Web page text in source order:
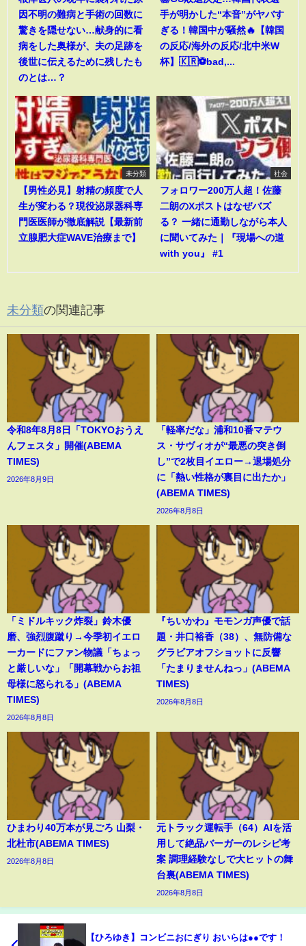
因不明の難病と手術の回数に
驚きを隠せない…献身的に看
病をした奥様が、夫の足跡を
後世に伝えるために残したも
のとは…？
手が明かした“本音”がヤバす
ぎる！韓国中が騒然🔥【韓国
の反応/海外の反応/北中米W
杯】🇰🇷⚽bad,...
未分類
【男性必見】射精の頻度で人
生が変わる？現役泌尿器科専
門医医師が徹底解説【最新前
立腺肥大症WAVE治療まで】
社会
フォロワー200万人超！佐藤
二朗のXポストはなぜバズ
る？ 一緒に通勤しながら本人
に聞いてみた｜『現場への道
with you』 #1
未分類の関連記事
令和8年8月8日「TOKYOおうえ
んフェスタ」開催(ABEMA
TIMES)
2026年8月9日
「軽率だな」浦和10番マテウ
ス・サヴィオが“最悪の突き倒
し”で2枚目イエロー→退場処分
に「熱い性格が裏目に出たか」
(ABEMA TIMES)
2026年8月8日
「ミドルキック炸裂」鈴木優
磨、強烈腹蹴り→今季初イエロ
ーカードにファン物議「ちょっ
と厳しいな」「開幕戦からお祖
母様に怒られる」(ABEMA
TIMES)
2026年8月8日
『ちいかわ』モモンガ声優で話
題・井口裕香（38）、無防備な
グラビアオフショットに反響
「たまりませんねっ」(ABEMA
TIMES)
2026年8月8日
ひまわり40万本が見ごろ 山梨・
北杜市(ABEMA TIMES)
2026年8月8日
元トラック運転手（64）AIを活
用して絶品バーガーのレシピ考
案 調理経験なしで大ヒットの舞
台裏(ABEMA TIMES)
2026年8月8日
【ひろゆき】コンビニおにぎり おいらは●●です！